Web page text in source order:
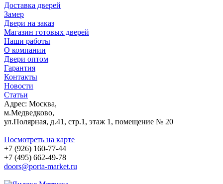
Доставка дверей
Замер
Двери на заказ
Магазин готовых дверей
Наши работы
О компании
Двери оптом
Гарантия
Контакты
Новости
Статьи
Адрес: Москва,
м.Медведково,
ул.Полярная, д.41, стр.1, этаж 1, помещение № 20
Посмотреть на карте
+7 (926) 160-77-44
+7 (495) 662-49-78
doors@porta-market.ru